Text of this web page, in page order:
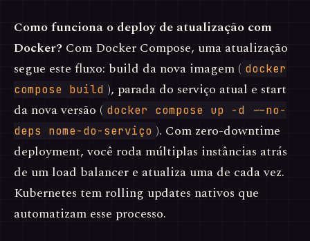
Como funciona o deploy de atualização com
Docker? Com Docker Compose, uma atualização
segue este fluxo: build da nova imagem ( docker
compose build ), parada do serviço atual e start
da nova versão ( docker compose up -d --no-
deps nome-do-serviço ). Com zero-downtime
deployment, você roda múltiplas instâncias atrás
de um load balancer e atualiza uma de cada vez.
Kubernetes tem rolling updates nativos que
automatizam esse processo.